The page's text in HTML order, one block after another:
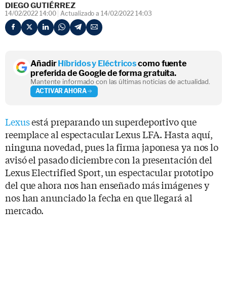
DIEGO GUTIÉRREZ
14/02/2022 14:00 Actualizado a 14/02/2022 14:03
AñadirHíbridos y Eléctricoscomo fuente
preferida de Google de forma gratuita.
Mantente informado con las últimas noticias de actualidad.
ACTIVAR AHORA
Lexusestá preparando un superdeportivo que
reemplace al espectacular Lexus LFA. Hasta aquí,
ninguna novedad, pues la firma japonesa ya nos lo
avisó el pasado diciembre con la presentación del
Lexus Electrified Sport, un espectacular prototipo
del que ahora nos han enseñado más imágenes y
nos han anunciado la fecha en que llegará al
mercado.